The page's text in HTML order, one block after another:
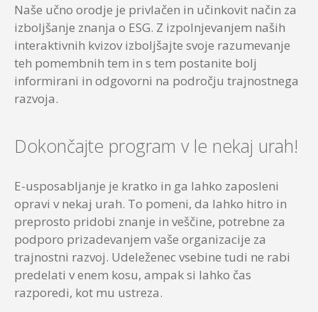
Naše učno orodje je privlačen in učinkovit način za
izboljšanje znanja o ESG. Z izpolnjevanjem naših
interaktivnih kvizov izboljšajte svoje razumevanje
teh pomembnih tem in s tem postanite bolj
informirani in odgovorni na področju trajnostnega
razvoja.
Dokončajte program v le nekaj urah!
E-usposabljanje je kratko in ga lahko zaposleni
opravi v nekaj urah. To pomeni, da lahko hitro in
preprosto pridobi znanje in veščine, potrebne za
podporo prizadevanjem vaše organizacije za
trajnostni razvoj. Udeleženec vsebine tudi ne rabi
predelati v enem kosu, ampak si lahko čas
razporedi, kot mu ustreza.